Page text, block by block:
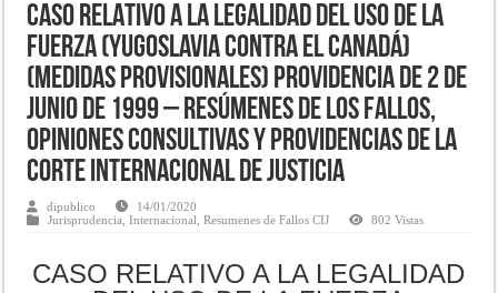
CASO RELATIVO A LA LEGALIDAD DEL USO DE LA
FUERZA (YUGOSLAVIA CONTRA EL CANADÁ)
(MEDIDAS PROVISIONALES) Providencia de 2 de
junio de 1999 – Resúmenes de los fallos,
opiniones consultivas y providencias de la
Corte Internacional de Justicia
dipublico
14/01/2020
Jurisprudencia ,Internacional ,Resumenes de Fallos CIJ 802 Vistas
CASO RELATIVO A LA LEGALIDAD